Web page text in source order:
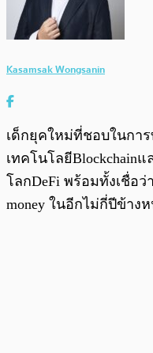
Kasamsak Wongsanin
เด็กยุคใหม่ที่ชอบในกา
เทคโนโลยีBlockchain
โลกDeFi พร้อมทั้งเชื่อว่
money ในอีกไม่กี่ปีข้าง